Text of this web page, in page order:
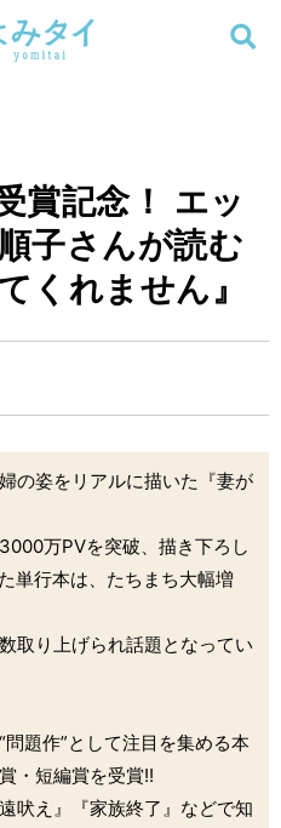
載
刊
部
する
を閉じる
賞記念！ エッ
子さんが読む
くれません』
の姿をリアルに描いた『妻が
万PVを突破、描き下ろし
単行本は、たちまち大幅増
取り上げられ話題となってい
題作”として注目を集める本
・短編賞を受賞!!
吠え』『家族終了』などで知